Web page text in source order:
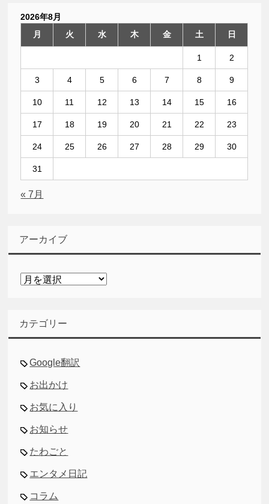
2026年8月
月
火 水 木 金 土 日
1 2
3 4 5 6 7 8 9
10 11 12 13 14 15 16
17 18 19 20 21 22 23
24 25 26 27 28 29 30
31
« 7月
アーカイブ
ア
ブ
カテゴリー
Google翻訳
お出かけ
お気に入り
お知らせ
たわごと
エンタメ日記
コラム